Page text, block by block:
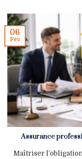
Assurance
Maîtriser
06
Fév